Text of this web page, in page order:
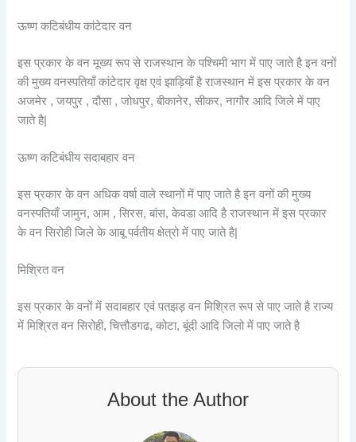
ऊष्ण कटिबंधीय कांटेदार वन
इस प्रकार के वन मूख्य रूप से राजस्थान के पश्चिमी भाग में पाए जाते है इन वनों
की मुख्य वनस्पतियाँ कांटेदार वृक्ष एवं झाड़ियाँ है राजस्थान में इस प्रकार के वन
अजमेर , जयपुर , दौसा , जोधपुर, बीकानेर, सीकर, नागौर आदि जिले में पाए
जाते है|
ऊष्ण कटिबंधीय सदाबहार वन
इस प्रकार के वन अधिक वर्षा वाले स्थानों में पाए जाते है इन वनों की मुख्य
वनस्पतियाँ जामुन, आम , सिरस, बांस, केवडा आदि है राजस्थान में इस प्रकार
के वन सिरोही जिले के आबू पर्वतीय क्षेत्रो में पाए जाते है|
मिश्रित वन
इस प्रकार के वनों में सदाबहार एवं पतझड़ वन मिश्रित रूप से पाए जाते है राज्य
में मिश्रित वन सिरोही, चित्तौडगढ, कोटा, बूंदी आदि जिलो में पाए जाते है
About the Author